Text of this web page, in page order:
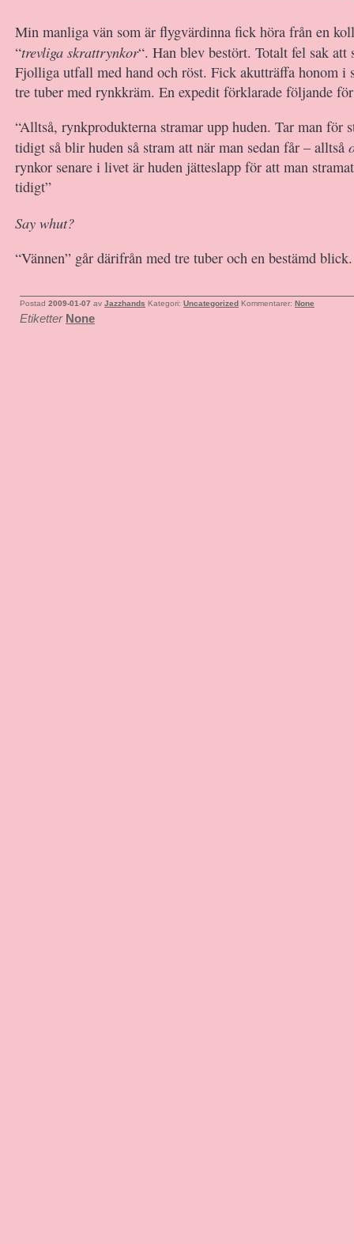
Min manliga vän som är flygvärdinna fick höra från en
“trevliga skrattrynkor“. Han blev bestört. Totalt fel sak att
Fjolliga utfall med hand och röst. Fick akutträffa honom i
tre tuber med rynkkräm. En expedit förklarade följande
“Alltså, rynkprodukterna stramar upp huden. Tar man för
tidigt så blir huden så stram att när man sedan får – alltså
rynkor senare i livet är huden jätteslapp för att man
tidigt”
Say whut?
“Vännen” går därifrån med tre tuber och en bestämd blick.
Postad 2009-01-07 av Jazzhands Kategori: Uncategorized Kommentarer: None
Etiketter None